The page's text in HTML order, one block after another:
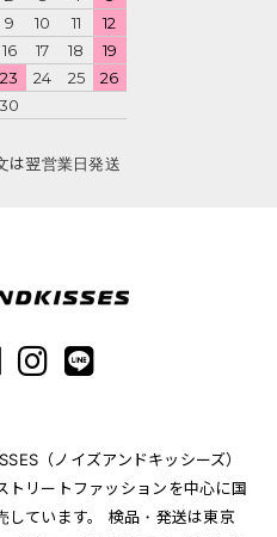
9 10 11
12
16 17 18
19
23 24 25
26
30
は翌営業日発送
（ノイズアンドキッシーズ）
トリートファッションを中心に国
しています。 検品・発送は東京